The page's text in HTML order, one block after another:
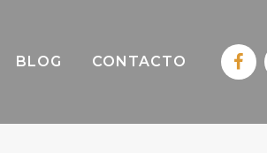
BLOG CONTACTO